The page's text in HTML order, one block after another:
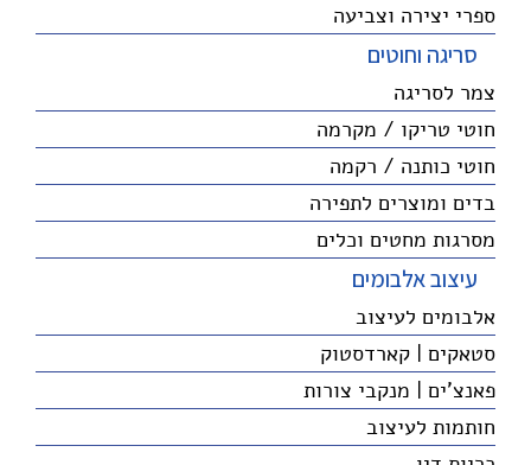
ספרי יצירה וצביעה
סריגה וחוטים
צמר לסריגה
חוטי טריקו / מקרמה
חוטי כותנה / רקמה
בדים ומוצרים לתפירה
מסרגות מחטים וכלים
עיצוב אלבומים
אלבומים לעיצוב
סטאקים | קארדסטוק
פאנצ'ים | מנקבי צורות
חותמות לעיצוב